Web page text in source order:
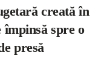
creată în
spre o
presă